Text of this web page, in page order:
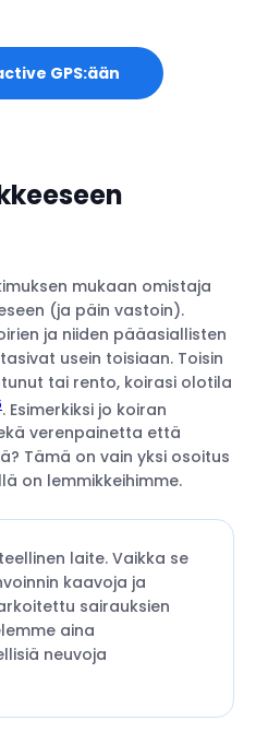
GPS:ään
mukaan omistaja
(ja päin vastoin).
ja niiden pääasiallisten
usein toisiaan. Toisin
tai rento, koirasi olotila
. Esimerkiksi jo koiran
verenpainetta että
Tämä on vain yksi osoitus
on lemmikkeihimme.
laite. Vaikka se
kaavoja ja
sairauksien
aina
neuvoja